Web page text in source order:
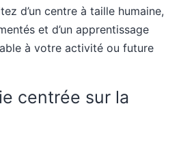
d’un centre à taille humaine,
et d’un apprentissage
à votre activité ou future
centrée sur la